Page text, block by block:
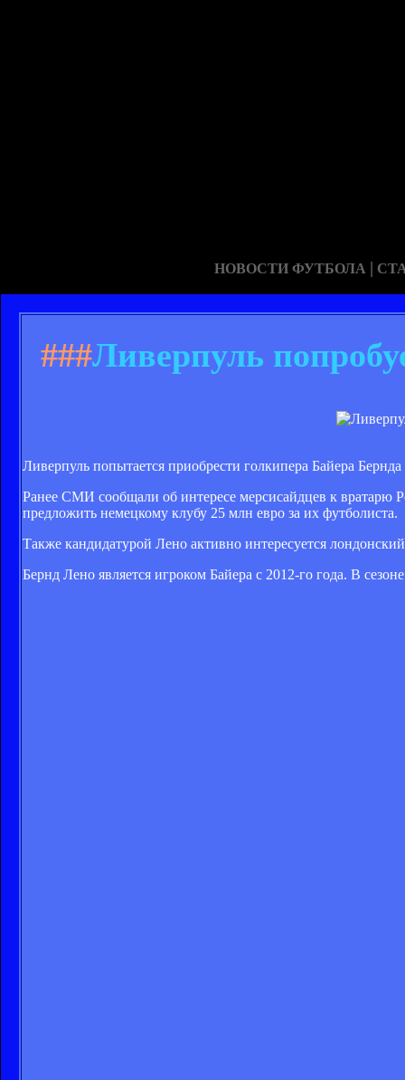
НОВОСТИ ФУТБОЛА |
###Ливерпуль
Ливерпуль попытается приобрести голкипера Байера
Ранее СМИ сообщали об интересе мерсисайдцев к вратарю
предложить немецкому клубу 25 млн евро за их футболиста.
Также кандидатурой Лено активно интересуется
Бернд Лено является игроком Байера с 2012-го года. В